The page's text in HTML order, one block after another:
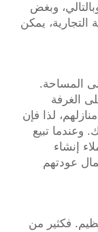
وبغض
التجارية، يمكن
المساحة.
الغرفة
لذا فإن
تبيع
إنشاء
عودتهم
فكثير من